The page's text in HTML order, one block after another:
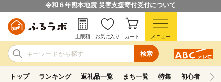
令和８年熊本地震 災害支援寄付受付について
検索
上限額 お気に入り カート メニュー
トップ ランキング 返礼品一覧 まち一覧 特集 初心者ガイド